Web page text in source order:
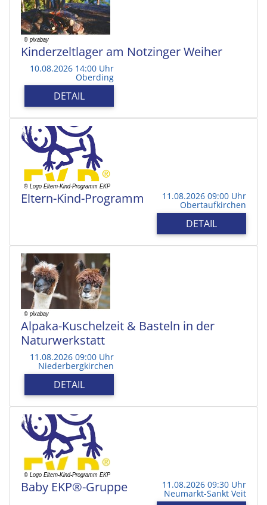
Kinderzeltlager am Notzinger Weiher
10.08.2026 14:00 Uhr
Oberding
DETAIL
Eltern-Kind-Programm 11.08.2026 09:00 Uhr
Obertaufkirchen
DETAIL
Alpaka-Kuschelzeit & Basteln in der
Naturwerkstatt
11.08.2026 09:00 Uhr
Niederbergkirchen
DETAIL
Baby EKP®-Gruppe 11.08.2026 09:30 Uhr
Neumarkt-Sankt Veit